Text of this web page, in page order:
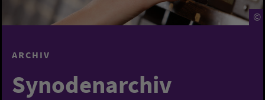
©
ARCHIV
Synodenarchiv